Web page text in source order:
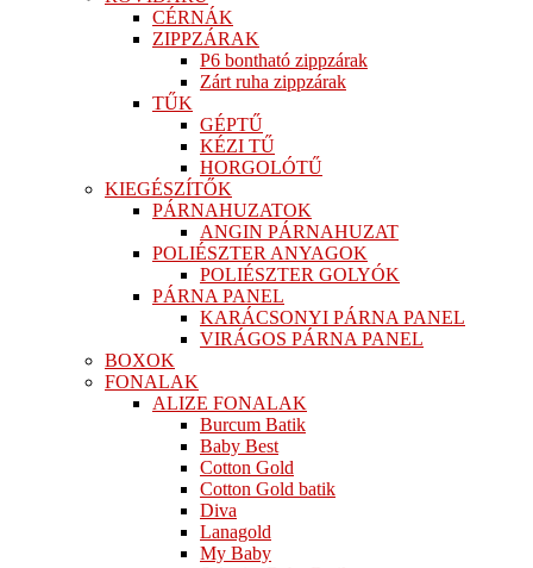
CÉRNÁK
ZIPPZÁRAK
P6 bontható zippzárak
Zárt ruha zippzárak
TŰK
GÉPTŰ
KÉZI TŰ
HORGOLÓTŰ
KIEGÉSZÍTŐK
PÁRNAHUZATOK
ANGIN PÁRNAHUZAT
POLIÉSZTER ANYAGOK
POLIÉSZTER GOLYÓK
PÁRNA PANEL
KARÁCSONYI PÁRNA PANEL
VIRÁGOS PÁRNA PANEL
BOXOK
FONALAK
ALIZE FONALAK
Burcum Batik
Baby Best
Cotton Gold
Cotton Gold batik
Diva
Lanagold
My Baby